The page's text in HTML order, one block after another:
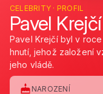
CELEBRITY · PROFIL
Pavel Krejčí
Pavel Krejčí byl v
hnutí, jehož založení
jeho vládě.
NAROZENÍ